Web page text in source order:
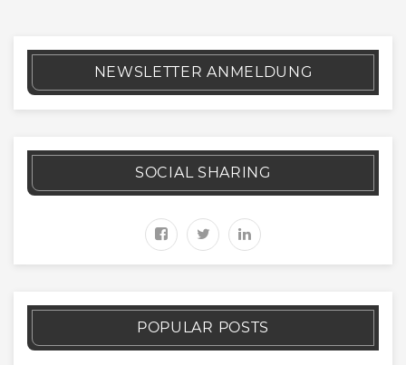
NEWSLETTER ANMELDUNG
SOCIAL SHARING
POPULAR POSTS